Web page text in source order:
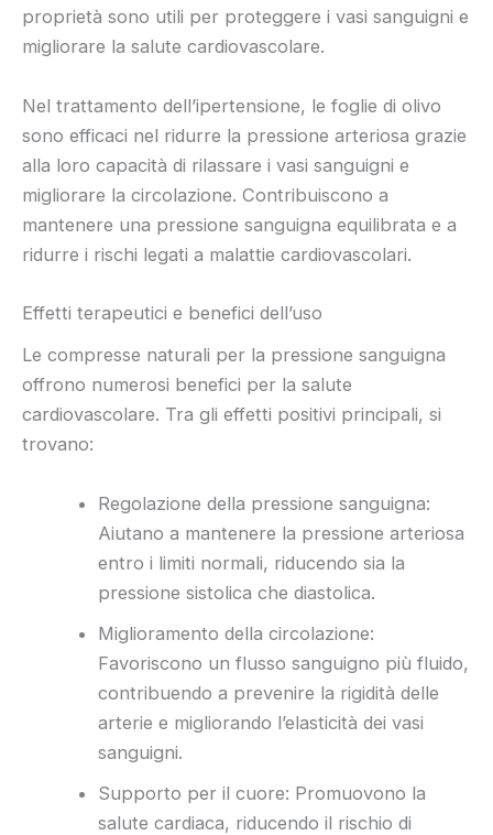
proprietà sono utili per proteggere i vasi sanguigni e
migliorare la salute cardiovascolare.
Nel trattamento dell’ipertensione, le foglie di olivo
sono efficaci nel ridurre la pressione arteriosa grazie
alla loro capacità di rilassare i vasi sanguigni e
migliorare la circolazione. Contribuiscono a
mantenere una pressione sanguigna equilibrata e a
ridurre i rischi legati a malattie cardiovascolari.
Effetti terapeutici e benefici dell’uso
Le compresse naturali per la pressione sanguigna
offrono numerosi benefici per la salute
cardiovascolare. Tra gli effetti positivi principali, si
trovano:
Regolazione della pressione sanguigna:
Aiutano a mantenere la pressione arteriosa
entro i limiti normali, riducendo sia la
pressione sistolica che diastolica.
Miglioramento della circolazione:
Favoriscono un flusso sanguigno più fluido,
contribuendo a prevenire la rigidità delle
arterie e migliorando l’elasticità dei vasi
sanguigni.
Supporto per il cuore: Promuovono la
salute cardiaca, riducendo il rischio di